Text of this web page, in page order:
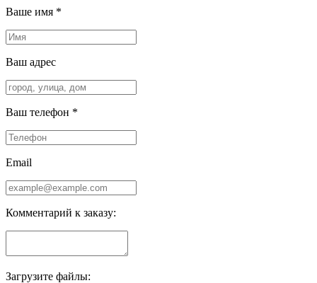
Ваше имя *
Ваш адрес
Ваш телефон *
Email
Комментарий к заказу:
Загрузите файлы: